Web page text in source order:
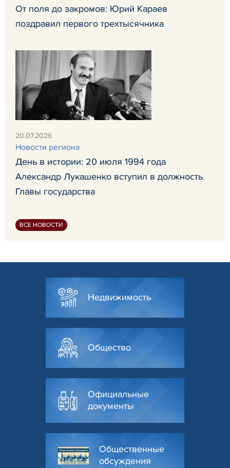
От поля до закромов: Юрий Караев
поздравил первого трехтысячника
20.07.2026
Новости региона
День в истории: 20 июля 1994 года
Александр Лукашенко вступил в должность
Главы государства
ВСЕ НОВОСТИ
Недвижимость
Общество
Официальные
документы
Общественные
обсуждения